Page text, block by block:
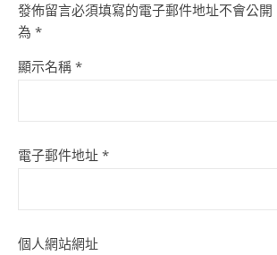
發佈留言必須填寫的電子郵件地址不會公開
為 *
顯示名稱 *
電子郵件地址 *
個人網站網址